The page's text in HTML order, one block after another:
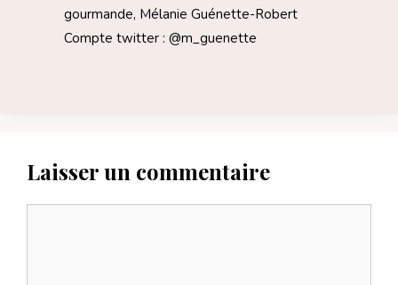
gourmande, Mélanie Guénette-Robert
Compte twitter : @m_guenette
Laisser un commentaire